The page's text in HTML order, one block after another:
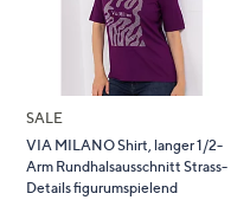
SALE
VIA MILANO Shirt, langer 1/2-
Arm Rundhalsausschnitt Strass-
Details figurumspielend